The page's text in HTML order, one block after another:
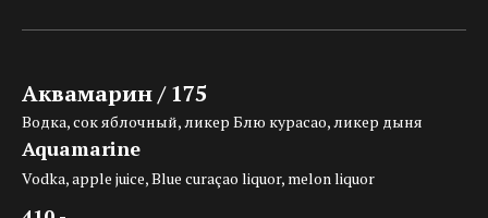
Аквамарин / 175
Водка, сок яблочный, ликер Блю курасао, ликер дыня
Aquamarine
Vodka, apple juice, Blue curaçao liquor, melon liquor